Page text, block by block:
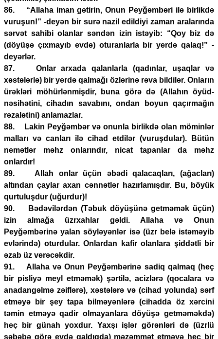
86. “Allaha iman gətirin, Onun Peyğəmbəri ilə birlikdə
vuruşun!” -deyən bir surə nazil edildiyi zaman aralarında
sərvət sahibi olanlar səndən izin istəyib: “Qoy biz də
(döyüşə çıxmayıb evdə) oturanlarla bir yerdə qalaq!” -
deyərlər.
87. Onlar arxada qalanlarla (qadınlar, uşaqlar və
xəstələrlə) bir yerdə qalmağı özlərinə rəva bildilər. Onların
ürəkləri möhürlənmişdir, buna görə də (Allahın öyüd-
nəsihətini, cihadın savabını, ondan boyun qaçırmağın
rəzalətini) anlamazlar.
88. Lakin Peyğəmbər və onunla birlikdə olan möminlər
malları və canları ilə cihad etdilər (vuruşdular). Bütün
nemətlər məhz onlarındır, nicat tapanlar da məhz
onlardır!
89. Allah onlar üçün əbədi qalacaqları, (ağacları)
altından çaylar axan cənnətlər hazırlamışdır. Bu, böyük
qurtuluşdur (uğurdur)!
90. Bədəvilərdən (Təbuk döyüşünə getməmək üçün)
izin almağa üzrxahlar gəldi. Allaha və Onun
Peyğəmbərinə yalan söyləyənlər isə (üzr belə istəməyib
evlərində) oturdular. Onlardan kafir olanlara şiddətli bir
əzab üz verəcəkdir.
91. Allaha və Onun Peyğəmbərinə sadiq qalmaq (heç
bir pisliyə meyl etməmək) şərtilə, acizlərə (qocalara və
anadangəlmə zəiflərə), xəstələrə və (cihad yolunda) sərf
etməyə bir şey tapa bilməyənlərə (cihadda öz xərcini
təmin etməyə qadir olmayanlara döyüşə getməməkdə)
heç bir günah yoxdur. Yaxşı işlər görənləri də (üzrlü
səbəbə görə evdə qaldıqda) məzəmmət etməyə heç bir